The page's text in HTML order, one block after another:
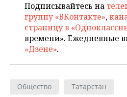
Подписывайтесь на
группу «ВКонтакте»,
страницу в
времени». Ежедневные
«Дзене».
Общество Татарстан